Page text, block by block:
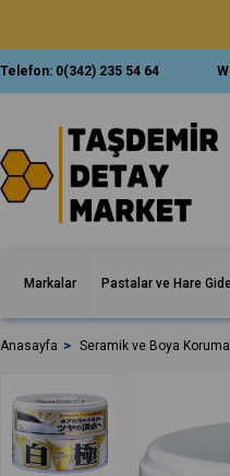
Telefon: 0(342) 235 54 64
Markalar Pastalar ve Hare
Anasayfa Seramik ve Boya